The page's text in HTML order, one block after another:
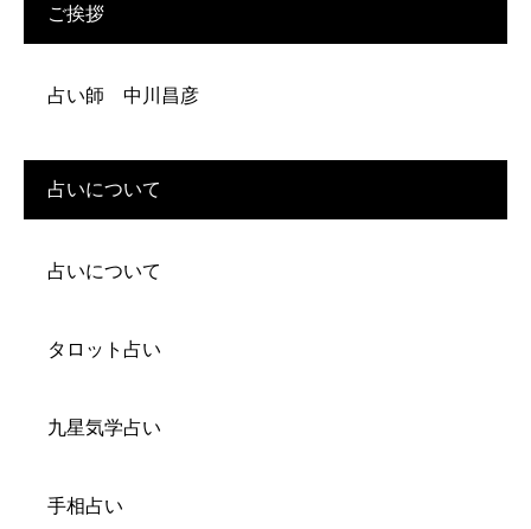
ご挨拶
占い師 中川昌彦
占いについて
占いについて
タロット占い
九星気学占い
手相占い